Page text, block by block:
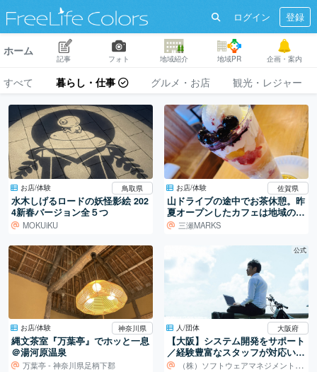
ログイン 登録
ホーム
記事 フォト 地域紹介 地域PR 企画・案内
すべて 暮らし・仕事 グルメ・お店 観光・レジャー
お店/体験 鳥取県
水木しげるロードの妖怪影絵 202
4新春バージョン全５つ
MOKUiKU
お店/体験 佐賀県
山ドライブの途中でお茶休憩。昨
夏オープンしたカフェは地域の憩
いの場に。
三瀬MARKS
お店/体験 神奈川県
縄文茶室『万葉亭』でホッと一息
＠湯河原温泉
万葉亭 - 神奈川県足柄下郡
公式
人/団体 大阪府
【大阪】システム開発をサポート
／経験豊富なスタッフが対応いた
します！
（株）ソフトウェアマネジメントセンター